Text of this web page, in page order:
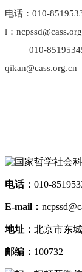
电话：010-
l：
010-85195345
qikan@cass.org.cn
电话： 010-
E-mail：
地址： 北京市东
邮编： 100732